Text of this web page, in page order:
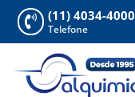
 (11) 4034-4000
Telefone